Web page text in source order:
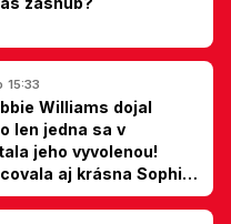
15:33
Williams dojal
len jedna sa v
jeho vyvolenou!
aj krásna Sophie